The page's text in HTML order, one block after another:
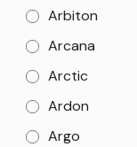
Arbiton
Arcana
Arctic
Ardon
Argo